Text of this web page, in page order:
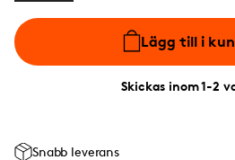
Lägg till i
Skickas inom 1-2
Snabb leverans